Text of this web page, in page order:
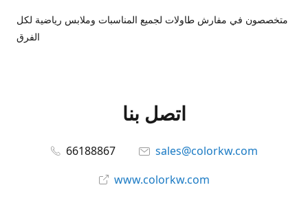
متخصصون في مفارش طاولات لجميع المناسبات وملابس رياضية لكل
الفرق
اتصل بنا
66188867
sales@colorkw.com
www.colorkw.com